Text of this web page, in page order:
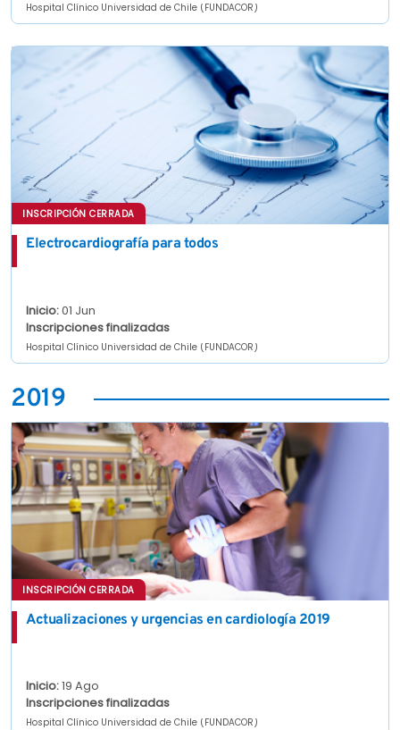
Hospital Clínico Universidad de Chile (FUNDACOR)
INSCRIPCIÓN CERRADA
Electrocardiografía para todos
Inicio:01 Jun
Inscripciones finalizadas
Hospital Clínico Universidad de Chile (FUNDACOR)
2019
INSCRIPCIÓN CERRADA
Actualizaciones y urgencias en cardiología 2019
Inicio:19 Ago
Inscripciones finalizadas
Hospital Clínico Universidad de Chile (FUNDACOR)